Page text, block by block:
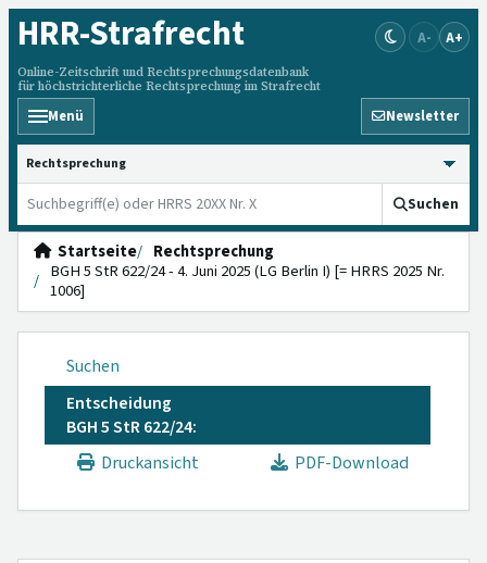
HRR-Strafrecht
Online-Zeitschrift und Rechtsprechungsdatenbank
für höchstrichterliche Rechtsprechung im Strafrecht
A- A+
Menü Newsletter
HRRS durchsuchen
Suchen
Startseite
Rechtsprechung
BGH 5 StR 622/24 - 4. Juni 2025 (LG Berlin I) [= HRRS 2025 Nr.
1006]
Suchen
Entscheidung
BGH 5 StR 622/24:
Druckansicht
PDF-Download